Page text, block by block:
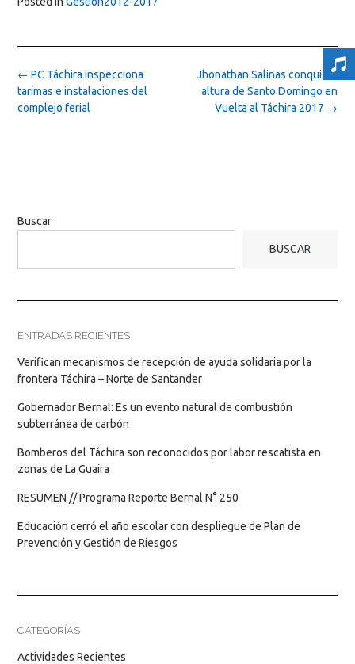
Post
navigation
Jhonathan Salinas conquistó
altura de Santo Domingo en
Vuelta al Táchira 2017 →
← PC Táchira inspecciona
tarimas e instalaciones del
complejo ferial
Buscar
BUSCAR
ENTRADAS RECIENTES
Verifican mecanismos de recepción de ayuda solidaria por la
frontera Táchira – Norte de Santander
Gobernador Bernal: Es un evento natural de combustión
subterránea de carbón
Bomberos del Táchira son reconocidos por labor rescatista en
zonas de La Guaira
RESUMEN // Programa Reporte Bernal N° 250
Educación cerró el año escolar con despliegue de Plan de
Prevención y Gestión de Riesgos
CATEGORÍAS
Actividades Recientes